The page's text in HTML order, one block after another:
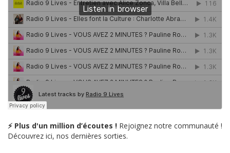
⚡ Plus d'un million d’écoutes ! Rejoignez notre communauté !
Découvrez ici, nos dernières sorties.